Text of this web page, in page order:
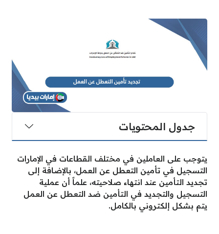
جدول المحتويات
يتوجب على العاملين في مختلف القطاعات في الإمارات
التسجيل في تأمين التعطل عن العمل، بالإضافة إلى
تجديد التأمين عند انتهاء صلاحيته، علماً أن عملية
التسجيل والتجديد في التأمين ضد التعطل عن العمل
يتم بشكل إلكتروني بالكامل.